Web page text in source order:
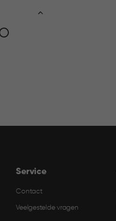
Service
Contact
Veelgestelde vragen